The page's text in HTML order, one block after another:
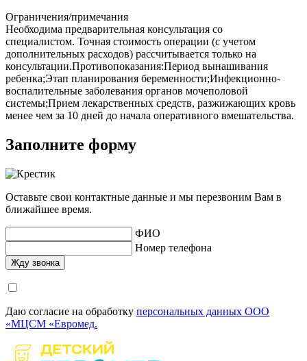
Ограничения/примечания
Необходима предварительная консультация со
специалистом. Точная стоимость операции (с учетом
дополнительных расходов) рассчитывается только на
консультации.Противопоказания:Период вынашивания
ребенка;Этап планирования беременности;Инфекционно-
воспалительные заболевания органов мочеполовой
системы;Прием лекарственных средств, разжижающих кровь
менее чем за 10 дней до начала оперативного вмешательства.
Заполните форму
Оставьте свои контактные данные и мы перезвоним Вам в
ближайшее время.
ФИО
Номер телефона
Даю согласие на обработку персональных данных ООО
«МЦСМ «Евромед.